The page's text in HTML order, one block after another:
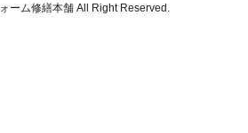
ーム修繕本舗 All Right Reserved.